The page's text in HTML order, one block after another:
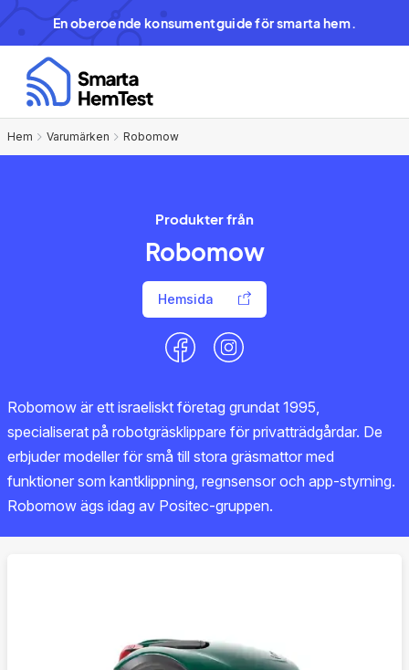
En oberoende konsumentguide för smarta hem.
Hem Varumärken Robomow
Produkter från
Robomow
Hemsida
Robomow är ett israeliskt företag grundat 1995,
specialiserat på robotgräsklippare för privatträdgårdar. De
erbjuder modeller för små till stora gräsmattor med
funktioner som kantklippning, regnsensor och app-styrning.
Robomow ägs idag av Positec-gruppen.